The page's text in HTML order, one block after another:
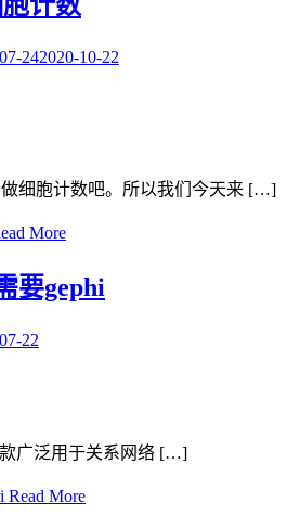
242020-10-22
细胞计数吧。所以我们今天来 […]
More
要gephi
22
款广泛用于关系网络 […]
Read More